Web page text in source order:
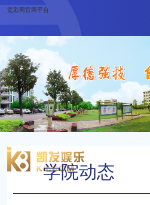
竞彩网官网平台
学院动态